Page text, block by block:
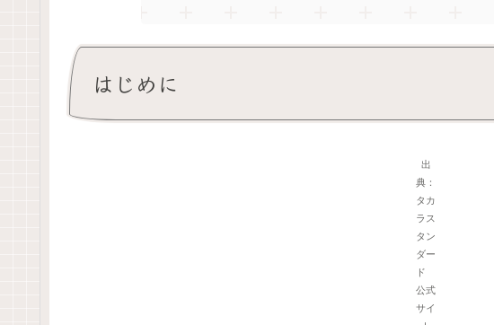
はじめに
出
典：
タカ
ラス
タン
ダー
ド
公式
サイ